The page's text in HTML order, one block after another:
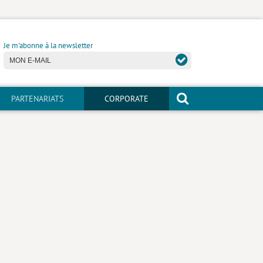
Je m'abonne à la newsletter
PARTENARIATS CORPORATE